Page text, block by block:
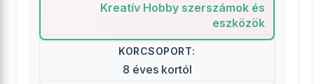
Kreatív Hobby szerszámok és
eszközök
KORCSOPORT:
8 éves kortól